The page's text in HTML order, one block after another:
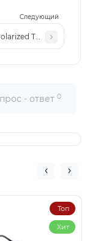
Следующий
зеркало
TH 1722 c3
- ответ 0
Топ
Хит